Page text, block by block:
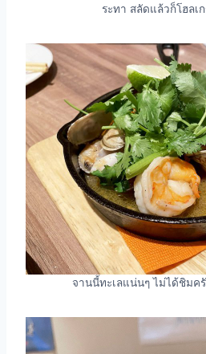
ระทา สลัดแล้วก็โฮลเ
จานนี้ทะเลแน่นๆ ไม่ได้ชิมค